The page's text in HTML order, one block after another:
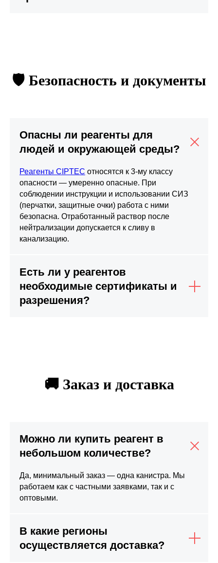
🛡️ Безопасность и документы
Опасны ли реагенты для
людей и окружающей среды?
Реагенты CIPTEC относятся к 3-му классу
опасности — умеренно опасные. При
соблюдении инструкции и использовании СИЗ
(перчатки, защитные очки) работа с ними
безопасна. Отработанный раствор после
нейтрализации допускается к сливу в
канализацию.
Есть ли у реагентов
необходимые сертификаты и
разрешения?
🚚 Заказ и доставка
Можно ли купить реагент в
небольшом количестве?
Да, минимальный заказ — одна канистра. Мы
работаем как с частными заявками, так и с
оптовыми.
В какие регионы
осуществляется доставка?